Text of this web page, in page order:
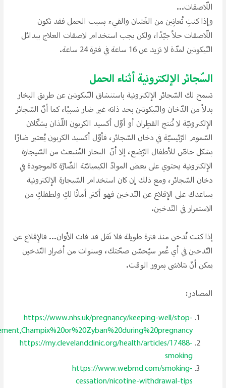
اللّاصقات...
وإذا كنتِ تُعانِين من الغَثيان والقيء بسبب الحمل فقد تكون
اللّاصقات حلاً جيّدًا، ولكن يجب استخدام لاصقات العلاج ببدائل
النّيكوتين لمدّة لا تزيد عن 16 ساعة في فترة 24 ساعة.
السّجائر الإلكترونية أثناء الحمل
تسمح لك السّجائر الإلكترونية باستنشاق النّيكوتين عن طريق البخار
بدلاً من الدّخان والنّيكوتين بحد ذاته غير ضار نسبيًا، كما أنّ السّجائر
الإلكترونيّة لا تُنتج القطِران أو أوّل أكسيد الكربون اللّذان يشكّلان
السّموم الرّئيسيّة في دخان السّجائر، فأوّل أكسيد الكربون يُعتبر ضارًا
بشكل خاصّ للأطفال الرّضع، إلا أنّ البخار المُنبعث من السّيجارة
الإلكترونية يحتوي على بعض الموادّ الكيميائيّة الضّارّة كالموجودة في
دخان السّجائر، ومع ذلك إن كان استخدام السّيجارة الإلكترونية
يساعدك على الإقلاع عن التّدخين فهو أكثر أمانًا لكِ ولطفلكِ من
الاستمرار في التّدخين.
إذا كنت تُدخن منذ فترة طويلة فلا تَقل قد فات الأوان... فالإقلاع عن
التّدخين في أي عُمر سيُحسّن صحّتك، وسنوات من أضرار التّدخين
يمكن أنّ تتلاشى بمرور الوقت.
المصادر:
https://www.nhs.uk/pregnancy/keeping-well/stop-
https://my.clevelandclinic.org/health/articles/17488-
smoking
https://www.webmd.com/smoking-
cessation/nicotine-withdrawal-tips